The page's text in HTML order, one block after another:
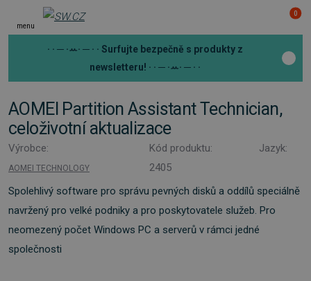
menu
0
· · ─ ·ꕀ· ─ · · Surfujte bezpečně s produkty z
newsletteru! · · ─ ·ꕀ· ─ · ·
AOMEI Partition Assistant Technician,
celoživotní aktualizace
Výrobce:
AOMEI TECHNOLOGY
Kód produktu:
2405
Jazyk:
Spolehlivý software pro správu pevných disků a oddílů speciálně
navržený pro velké podniky a pro poskytovatele služeb. Pro
neomezený počet Windows PC a serverů v rámci jedné
společnosti